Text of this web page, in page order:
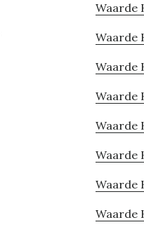
Waarde
Waarde
Waarde
Waarde
Waarde
Waarde
Waarde
Waarde